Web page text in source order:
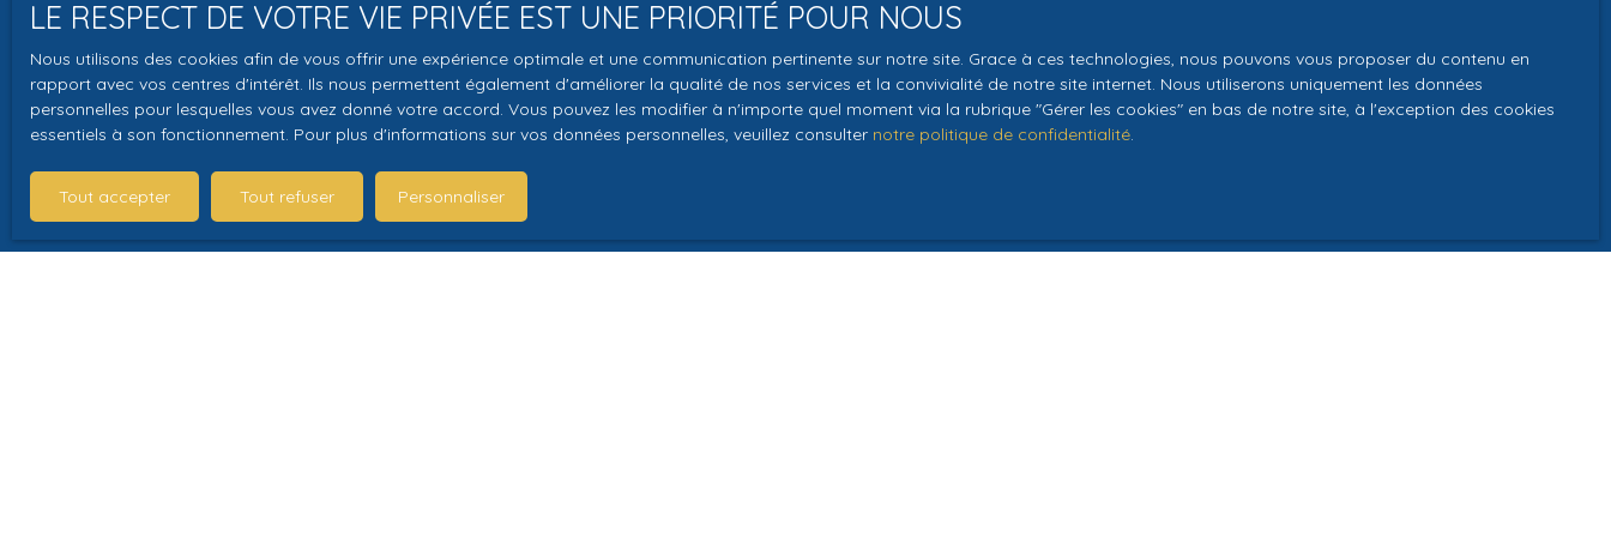
J'accepte le traitement de mes données personnelles conformément au RGPD. Si vous ne
souhaitez pas faire l'objet de prospection commerciale par voie téléphonique, vous
pouvez vous inscrire gratuitement sur la liste d'opposition au démarchage téléphonique,
prévu par l'article L223-1 du code de la consommation, sur le site Internet
Société Worldline, Service Bloctel, CS 61311, 41013 BLOIS CEDEX.
LE RESPECT DE VOTRE VIE PRIVÉE EST UNE PRIORITÉ POUR NOUS
Nous utilisons des cookies afin de vous offrir une expérience optimale et une communication pertinente sur notre site. Grace à ces technologies, nous pouvons vous proposer du contenu en
rapport avec vos centres d'intérêt. Ils nous permettent également d'améliorer la qualité de nos services et la convivialité de notre site internet. Nous utiliserons uniquement les données
personnelles pour lesquelles vous avez donné votre accord. Vous pouvez les modifier à n'importe quel moment via la rubrique ″Gérer les cookies″ en bas de notre site, à l'exception des cookies
essentiels à son fonctionnement. Pour plus d'informations sur vos données personnelles, veuillez consulter notre politique de confidentialité.
Tout accepter Tout refuser Personnaliser